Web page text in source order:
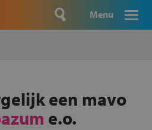
Menu
een mavo
e.o.